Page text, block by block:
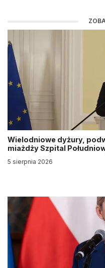
Wielodniowe dyżury,
miażdży Szpital
5 sierpnia 2026